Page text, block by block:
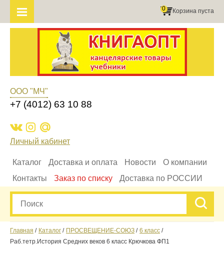
Корзина пуста
0
ООО "МЧ"
+7 (4012) 63 10 88
Личный кабинет
Каталог Доставка и оплата Новости
О компании
Контакты
Заказ по списку Доставка по РОССИИ
Главная Каталог ПРОСВЕЩЕНИЕ-СОЮЗ
6 класс
Раб.тетр.История Средних веков 6 класс Крючкова ФП1